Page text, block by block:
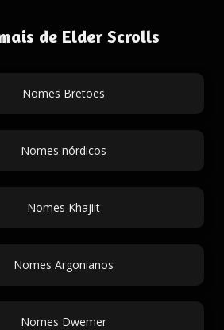
de Elder Scrolls
Nomes Bretões
Nomes nórdicos
Nomes Khajiit
Nomes Argonianos
Nomes Dwemer